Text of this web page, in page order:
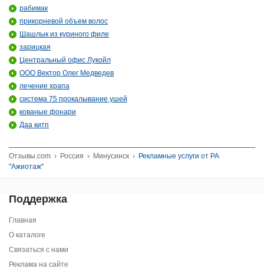
рабимак
прикорневой объем волос
Шашлык из куриного филе
зарицкая
Центральный офис Лукойл
ООО Вектор Олег Медведев
лечение храпа
система 75 прокалывание ушей
кованые фонари
Даа китп
Отзывы.com › Россия › Минусинск › Рекламные услуги от РА
"Ажиотаж"
Поддержка
Главная
О каталоге
Связаться с нами
Реклама на сайте